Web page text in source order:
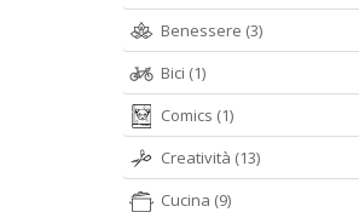
Benessere (3)
Bici (1)
Comics (1)
Creatività (13)
Cucina (9)